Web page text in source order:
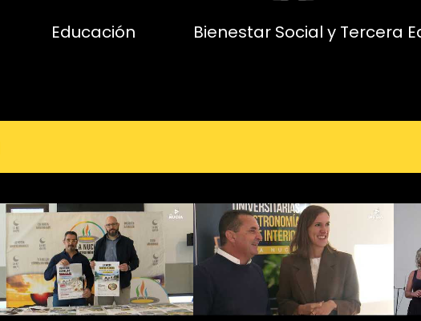
Educación Bienestar Social y Tercera